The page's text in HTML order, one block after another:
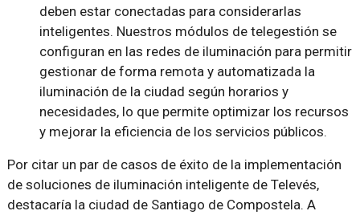
deben estar conectadas para considerarlas
inteligentes. Nuestros módulos de telegestión se
configuran en las redes de iluminación para permitir
gestionar de forma remota y automatizada la
iluminación de la ciudad según horarios y
necesidades, lo que permite optimizar los recursos
y mejorar la eficiencia de los servicios públicos.
Por citar un par de casos de éxito de la implementación
de soluciones de iluminación inteligente de Televés,
destacaría la ciudad de Santiago de Compostela. A